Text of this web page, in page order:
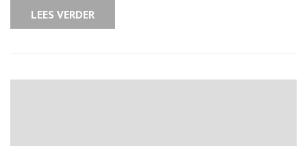
LEES VERDER